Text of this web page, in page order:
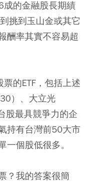
成的金融股長期績
挑到玉山金或其它
酬率其實不容易超
的ETF，包括上述
）、大立光
股最具競爭力的企
持有台灣前50大市
個股低很多。
？我的答案很簡